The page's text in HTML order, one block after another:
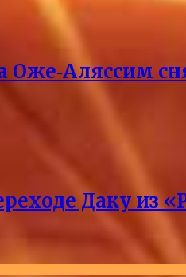
Оже‑Аляссим
Даку из